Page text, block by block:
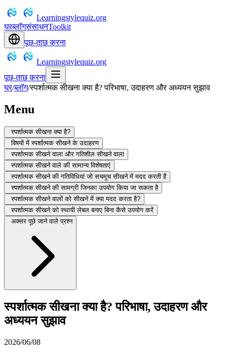
Learningstylequiz.org
घरब्लॉगसंसाधनToolkit
पूछ-ताछ करना
Learningstylequiz.org
पूछ-ताछ करना
घर/ब्लॉग/स्पर्शात्मक सीखना क्या है? परिभाषा, उदाहरण और अध्ययन सुझाव
Menu
स्पर्शात्मक सीखना क्या है?
विषयों में स्पर्शात्मक सीखने के उदाहरण
स्पर्शात्मक सीखने वाला और गतिशील सीखने वाला
स्पर्शात्मक सीखने वाले की सामान्य विशेषताएं
स्पर्शात्मक सीखने की गतिविधियां जो सचमुच सीखने में मदद करती हैं
स्पर्शात्मक सीखने की सामग्री जिनका उपयोग किया जा सकता है
स्पर्शात्मक सीखने वालों को सीखने में क्या मदद करता है?
स्पर्शात्मक सीखने को स्थायी लेबल बनाए बिना कैसे उपयोग करें
अक्सर पूछे जाने वाले प्रश्न
स्पर्शात्मक सीखना क्या है? परिभाषा, उदाहरण और
अध्ययन सुझाव
2026/06/08